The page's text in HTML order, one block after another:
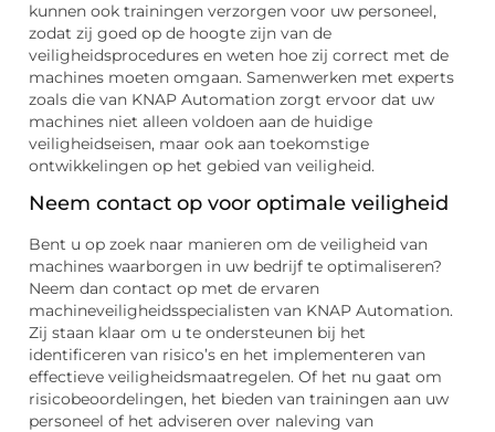
kunnen ook trainingen verzorgen voor uw personeel,
zodat zij goed op de hoogte zijn van de
veiligheidsprocedures en weten hoe zij correct met de
machines moeten omgaan. Samenwerken met experts
zoals die van KNAP Automation zorgt ervoor dat uw
machines niet alleen voldoen aan de huidige
veiligheidseisen, maar ook aan toekomstige
ontwikkelingen op het gebied van veiligheid.
Neem contact op voor optimale veiligheid
Bent u op zoek naar manieren om de veiligheid van
machines waarborgen in uw bedrijf te optimaliseren?
Neem dan contact op met de ervaren
machineveiligheidsspecialisten van KNAP Automation.
Zij staan klaar om u te ondersteunen bij het
identificeren van risico’s en het implementeren van
effectieve veiligheidsmaatregelen. Of het nu gaat om
risicobeoordelingen, het bieden van trainingen aan uw
personeel of het adviseren over naleving van